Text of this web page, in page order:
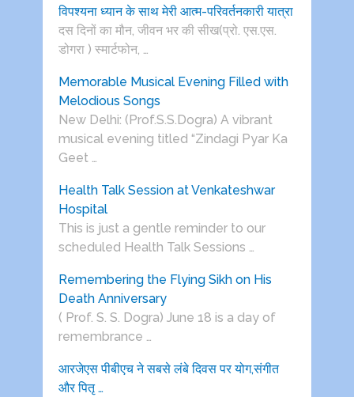
विपश्यना ध्यान के साथ मेरी आत्म-परिवर्तनकारी यात्रा
दस दिनों का मौन, जीवन भर की सीख(प्रो. एस.एस.
डोगरा ) स्मार्टफोन, …
Memorable Musical Evening Filled with
Melodious Songs
New Delhi: (Prof.S.S.Dogra) A vibrant
musical evening titled “Zindagi Pyar Ka
Geet …
Health Talk Session at Venkateshwar
Hospital
This is just a gentle reminder to our
scheduled Health Talk Sessions …
Remembering the Flying Sikh on His
Death Anniversary
( Prof. S. S. Dogra) June 18 is a day of
remembrance …
आरजेएस पीबीएच ने सबसे लंबे दिवस पर योग,संगीत
और पितृ …